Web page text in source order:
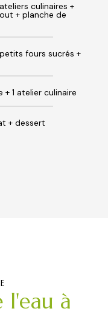
culinaires +
+ planche de
fours sucrés +
1 atelier culinaire
+ dessert
l'eau à